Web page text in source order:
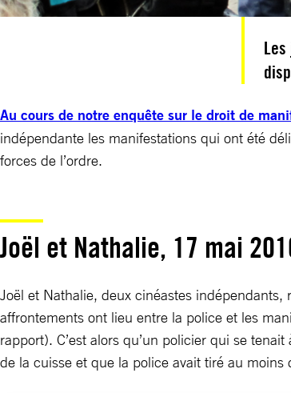
Au cours de notre enquête sur le droit de
indépendante les manifestations qui ont été
forces de l’ordre.
Joël et Nathalie, 17 mai
Joël et Nathalie, deux cinéastes
affrontements ont lieu entre la police et les
rapport). C’est alors qu’un policier qui se
de la cuisse et que la police avait tiré au moins